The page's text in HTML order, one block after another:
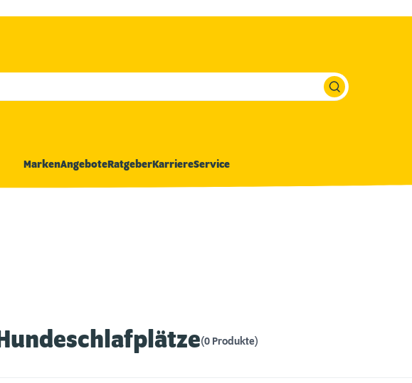
MarkenAngeboteRatgeberKarriereService
Hundeschlafplätze(0 Produkte)